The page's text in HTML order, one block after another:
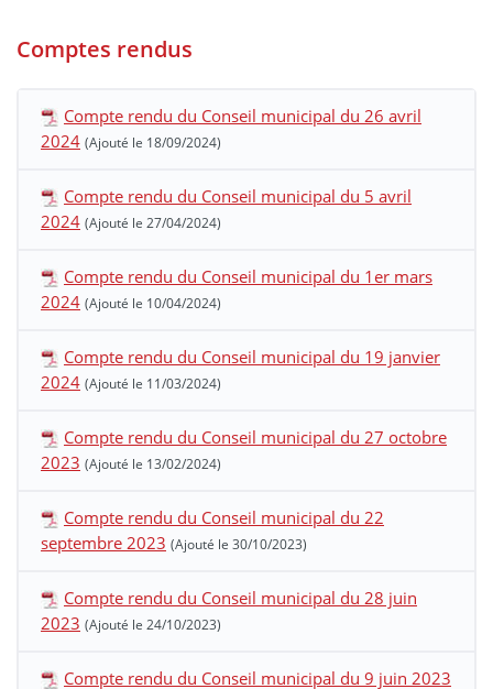
Comptes rendus
Compte rendu du Conseil municipal du 26 avril
2024 (Ajouté le 18/09/2024)
Compte rendu du Conseil municipal du 5 avril
2024 (Ajouté le 27/04/2024)
Compte rendu du Conseil municipal du 1er mars
2024 (Ajouté le 10/04/2024)
Compte rendu du Conseil municipal du 19 janvier
2024 (Ajouté le 11/03/2024)
Compte rendu du Conseil municipal du 27 octobre
2023 (Ajouté le 13/02/2024)
Compte rendu du Conseil municipal du 22
septembre 2023 (Ajouté le 30/10/2023)
Compte rendu du Conseil municipal du 28 juin
2023 (Ajouté le 24/10/2023)
Compte rendu du Conseil municipal du 9 juin 2023